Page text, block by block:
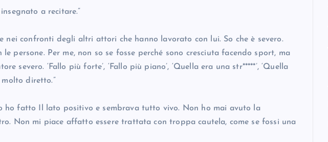
a recitare.”
nei confronti degli altri attori che hanno lavorato con lui. So che è severo.
le persone. Per me, non so se fosse perché sono cresciuta facendo sport, ma
severo. ‘Fallo più forte’, ‘Fallo più piano’, ‘Quella era una str*****’, ‘Quella
molto diretto.”
ho fatto Il lato positivo e sembrava tutto vivo. Non ho mai avuto la
Non mi piace affatto essere trattata con troppa cautela, come se fossi una